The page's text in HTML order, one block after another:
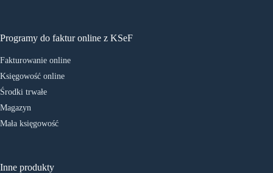
Programy do faktur online z KSeF
Fakturowanie online
Księgowość online
Środki trwałe
Magazyn
Mała księgowość
Inne produkty